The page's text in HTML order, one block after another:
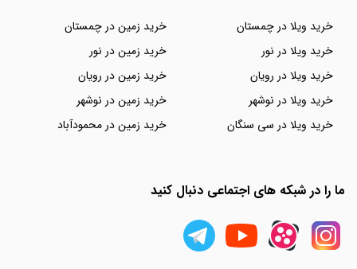
خرید ویلا در چمستان
خرید ویلا در نور
خرید ویلا در رویان
خرید ویلا در نوشهر
خرید ویلا در سی سنگان
خرید زمین در چمستان
خرید زمین در نور
خرید زمین در رویان
خرید زمین در نوشهر
خرید زمین در محمودآباد
ما را در شبکه های اجتماعی دنبال کنید